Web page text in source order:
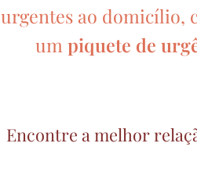
urgentes ao domicílio,
um piquete de
Encontre a melhor